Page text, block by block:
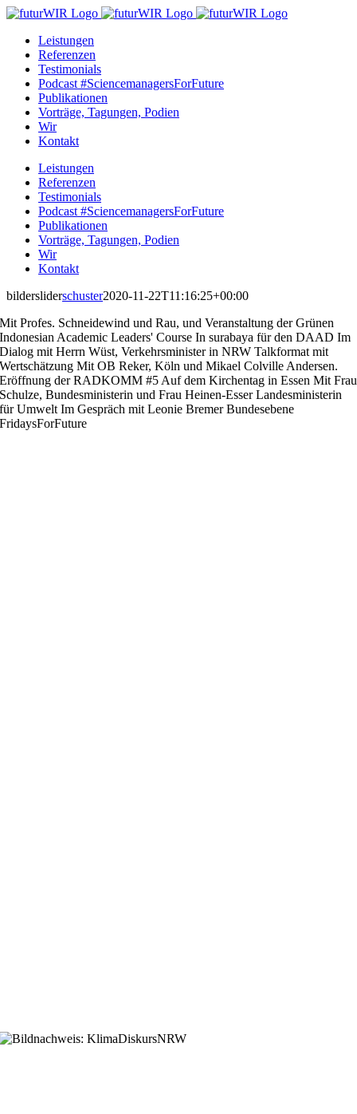
Zum
springenLeistungen
Referenzen
Testimonials
Podcast #SciencemanagersForFuture
Publikationen
Vorträge, Tagungen, Podien
Wir
Kontakt
Leistungen
Referenzen
Testimonials
Podcast #SciencemanagersForFuture
Publikationen
Vorträge, Tagungen, Podien
Wir
Kontakt
bildersliderschuster2020-11-22T11:16:25+00:00
Mit Profes. Schneidewind und Rau, undVeranstaltung der Grünen
Indonesian Academic Leaders' Course In surabaya für den DAAD Im
Dialog mit Herrn Wüst, Verkehrsminister in NRW Talkformat mit
WertschätzungMit OB Reker, Köln und Mikael Colville Andersen.
Eröffnung der RADKOMM #5 Auf dem Kirchentag in Essen Mit Frau
Schulze, Bundesministerin und Frau Heinen-Esser Landesministerin
für Umwelt Im Gespräch mit Leonie Bremer Bundesebene
FridaysForFuture